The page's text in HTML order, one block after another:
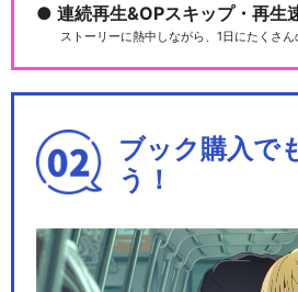
連続再生&OPスキップ・再生
ストーリーに熱中しながら、1日にたくさ
ブック購入で
う！